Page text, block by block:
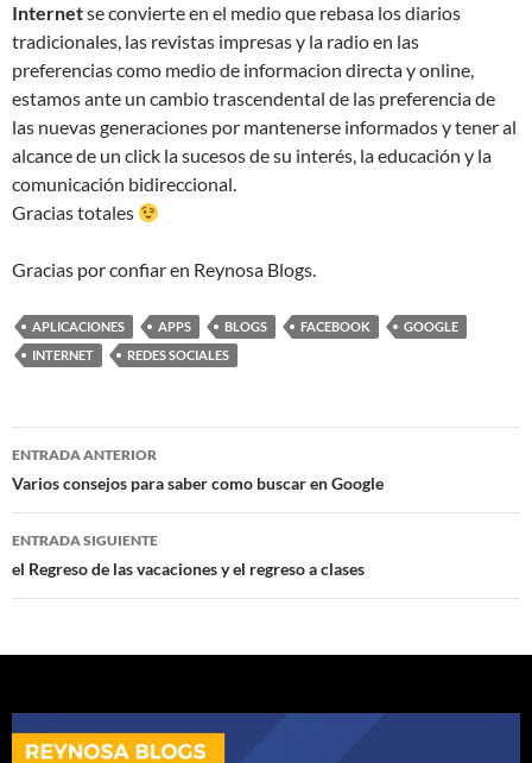
Internetse convierte en el medio que rebasa los diarios
tradicionales, las revistas impresas y la radio en las
preferencias como medio de informacion directa y online,
estamos ante un cambio trascendental de las preferencia de
las nuevas generaciones por mantenerse informados y tener al
alcance de un click la sucesos de su interés, la educación y la
comunicación bidireccional.
Gracias totales
Gracias por confiar en Reynosa Blogs.
APLICACIONES APPS BLOGS FACEBOOK
GOOGLE
INTERNET
REDES SOCIALES
Navegación
de
entradas
ENTRADA ANTERIOR
Varios consejos para saber como buscar en Google
ENTRADA SIGUIENTE
el Regreso de las vacaciones y el regreso a clases